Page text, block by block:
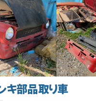
キ部品取り車